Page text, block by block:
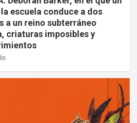
escuela conduce a dos
a un reino subterráneo
criaturas imposibles y